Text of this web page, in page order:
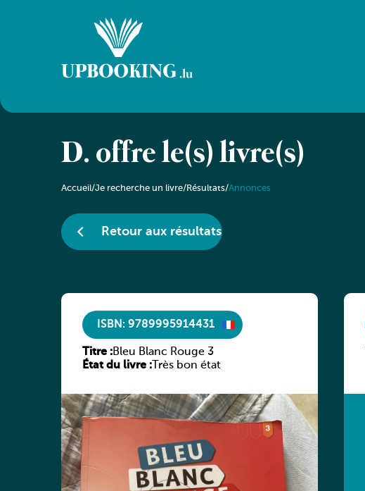
D. offre le(s) livre(s)
Accueil/Je recherche un livre/Résultats/Annonces
Retour aux résultats
ISBN: 9789995914431
Titre :Bleu Blanc Rouge 3
État du livre : Très bon état